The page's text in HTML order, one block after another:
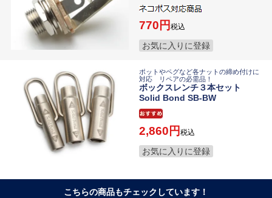
770 税込
お気に入りに登録
ポットやペグなど各ナットの締め付けに
対応 リペアの必需品！
ボックスレンチ３本セット
Solid Bond SB-BW
2,860 税込
お気に入りに登録
こちらの商品もチェックしています！